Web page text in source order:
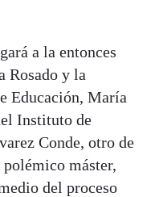
a la entonces
Rosado y la
Educación, María
Instituto de
Conde, otro de
máster,
del proceso